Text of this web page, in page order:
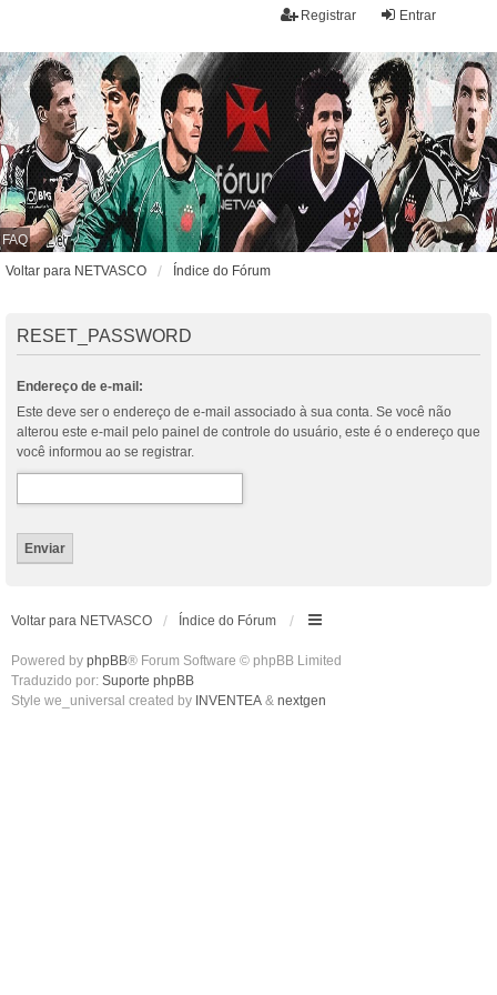
Entrar
Registrar
FAQ
Voltar para NETVASCO
Índice do Fórum
RESET_PASSWORD
Endereço de e-mail:
Este deve ser o endereço de e-mail associado à sua conta. Se você não
alterou este e-mail pelo painel de controle do usuário, este é o endereço que
você informou ao se registrar.
Voltar para NETVASCO Índice do Fórum
Powered by phpBB® Forum Software © phpBB Limited
Traduzido por: Suporte phpBB
Style we_universal created by INVENTEA & nextgen